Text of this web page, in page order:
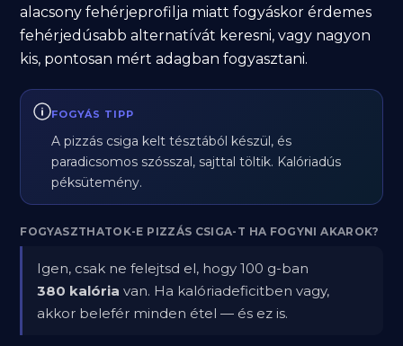
alacsony fehérjeprofilja miatt fogyáskor érdemes
fehérjedúsabb alternatívát keresni, vagy nagyon
kis, pontosan mért adagban fogyasztani.
FOGYÁS TIPP
A pizzás csiga kelt tésztából készül, és
paradicsomos szósszal, sajttal töltik. Kalóriadús
péksütemény.
FOGYASZTHATOK-E PIZZÁS CSIGA-T HA FOGYNI AKAROK?
Igen, csak ne felejtsd el, hogy 100 g-ban
380 kalória van. Ha kalóriadeficitben vagy,
akkor belefér minden étel — és ez is.